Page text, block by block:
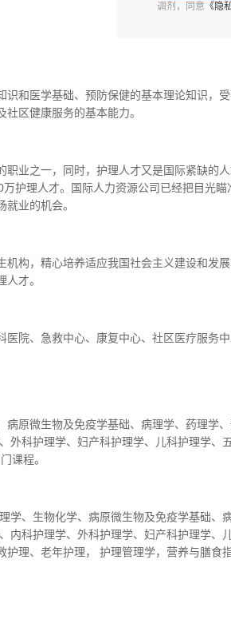
调剂，同意 《隐
和医学基础、预防保健的基本理论知识，
区健康服务的基本能力。
业之一，同时，护理人才又是国际紧缺的
护理人才。国际人力资源公司已经把目光
业的机会。
构，精心培养适应我国社会主义建设和发
才。
院、急救中心、康复中心、社区医疗服务
病原微生物及免疫学基础、病理学、药理学
外科护理学、妇产科护理学、儿科护理学、
课程。
学、生物化学、病原微生物及免疫学基础、
内科护理学、外科护理学、妇产科护理学、
理、老年护理， 护理管理学，营养与膳食